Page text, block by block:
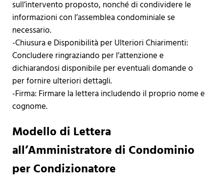
sull’intervento proposto, nonché di condividere le
informazioni con l’assemblea condominiale se
necessario.
-Chiusura e Disponibilità per Ulteriori Chiarimenti:
Concludere ringraziando per l’attenzione e
dichiarandosi disponibile per eventuali domande o
per fornire ulteriori dettagli.
-Firma: Firmare la lettera includendo il proprio nome e
cognome.
Modello di Lettera
all’Amministratore di Condominio
per Condizionatore